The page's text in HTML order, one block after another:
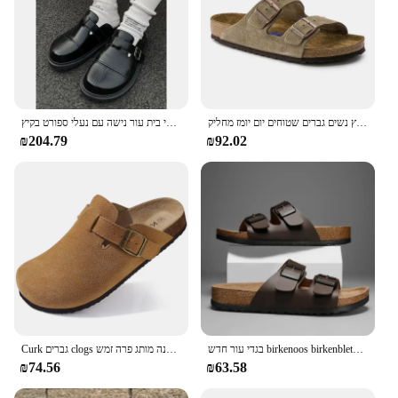
₪204.79
מניות בריקן זמש פולות ליקק סנדלים יוניסקס בחוץ נשים גברים שטוחים יום יומז מחליק
₪92.02
₪74.56
בגדי עור חדש birkenoos birkenblets גברים זוג וינטג 'ללבוש נעלי בית אופנה מזדמנים, 2024 חדש
₪63.58